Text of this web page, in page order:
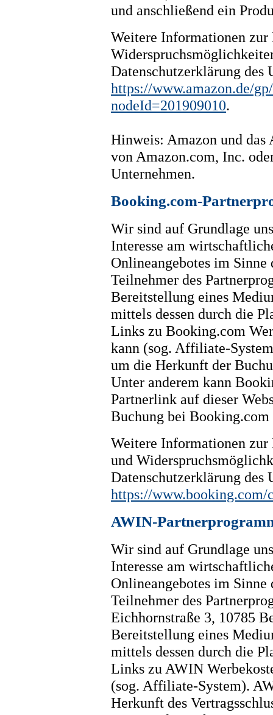
und anschließend ein
Weitere Informationen zur
Datenschutzerklärung des
https://www.amazon.de/
nodeId=201909010.
Hinweis: Amazon und das
von Amazon.com, Inc.
Unternehmen.
Booking.com-
Wir sind auf Grundlage
Interesse am
Onlineangebotes im
Teilnehmer des
Bereitstellung eines
mittels dessen durch die
Links zu Booking.com
kann (sog. Affiliate-
um die Herkunft der
Unter anderem kann
Partnerlink auf dieser
Buchung bei Booking.com
Weitere Informationen
und
Datenschutzerklärung des
https://
AWIN-
Wir sind auf Grundlage
Interesse am
Onlineangebotes im
Teilnehmer des
Eichhornstraße 3, 10785
Bereitstellung eines
mittels dessen durch die
Links zu AWIN
(sog. Affiliate-System).
Herkunft des